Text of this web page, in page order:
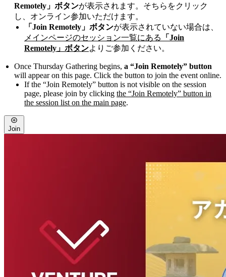
Remotely」ボタンが表示されます。そちらをクリック
し、オンライン参加いただけます。
「Join Remotely」ボタンが表示されていない場合は、
メインページのセッション一覧にある
「Join
Remotely」ボタンよりご参加ください。
Once Thursday Gathering begins, a “Join Remotely” button
will appear on this page. Click the button to join the event online.
If the “Join Remotely” button is not visible on the session
page, please join by clicking the “Join Remotely” button in
the session list on the main page.
Join